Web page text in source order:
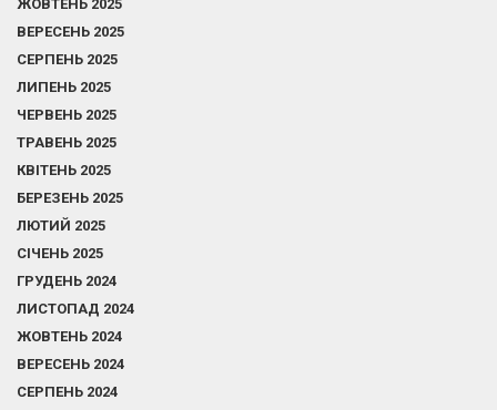
ЖОВТЕНЬ 2025
ВЕРЕСЕНЬ 2025
СЕРПЕНЬ 2025
ЛИПЕНЬ 2025
ЧЕРВЕНЬ 2025
ТРАВЕНЬ 2025
КВІТЕНЬ 2025
БЕРЕЗЕНЬ 2025
ЛЮТИЙ 2025
СІЧЕНЬ 2025
ГРУДЕНЬ 2024
ЛИСТОПАД 2024
ЖОВТЕНЬ 2024
ВЕРЕСЕНЬ 2024
СЕРПЕНЬ 2024